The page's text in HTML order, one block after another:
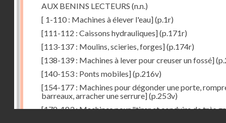
AUX BENINS LECTEURS (n.n.)
[ 1-110 : Machines à élever l'eau](p.1r)
[111-112 : Caissons hydrauliques](p.171r)
[113-137 : Moulins, scieries, forges](p.174r)
[138-139 : Machines à lever pour creuser un fossé]
[140-153 : Ponts mobiles](p.216v)
[154-177 : Machines pour dégonder une porte,
barreaux, arracher une serrure](p.253v)
[178-183 : Machines pour "tirer et conduire de très